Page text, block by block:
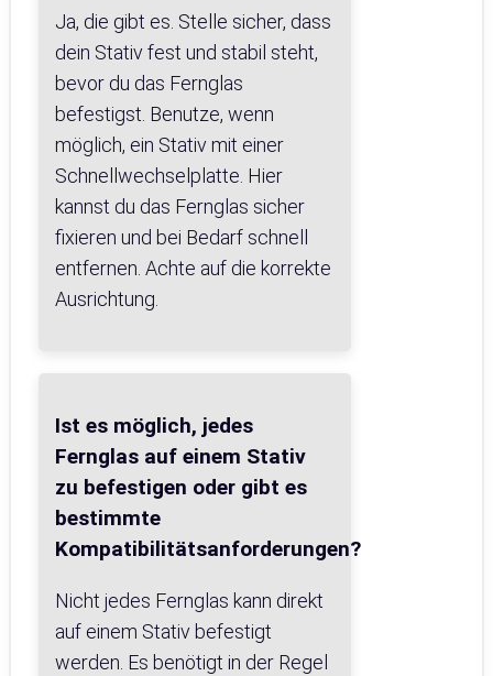
Ja, die gibt es. Stelle sicher, dass
dein Stativ fest und stabil steht,
bevor du das Fernglas
befestigst. Benutze, wenn
möglich, ein Stativ mit einer
Schnellwechselplatte. Hier
kannst du das Fernglas sicher
fixieren und bei Bedarf schnell
entfernen. Achte auf die korrekte
Ausrichtung.
Ist es möglich, jedes
Fernglas auf einem Stativ
zu befestigen oder gibt es
bestimmte
Kompatibilitätsanforderungen?
Nicht jedes Fernglas kann direkt
auf einem Stativ befestigt
werden. Es benötigt in der Regel